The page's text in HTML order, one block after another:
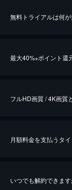
無料トライアルは何が
最大40%※ポイント還
※40％ポイント還元の対
フルHD画質 / 4K画質
月額料金を支払うタ
いつでも解約できま